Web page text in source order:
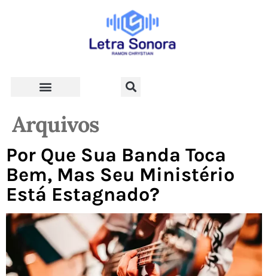
Arquivos
Por Que Sua Banda Toca
Bem, Mas Seu Ministério
Está Estagnado?